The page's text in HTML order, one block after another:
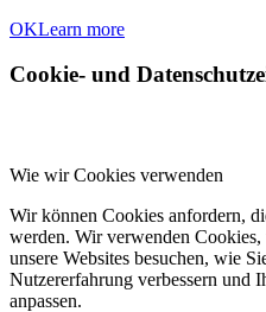
OKLearn more
Cookie- und
Wie wir Cookies verwenden
Wir können Cookies anfordern,
werden. Wir verwenden
unsere Websites besuchen, wie
Nutzererfahrung verbessern und
anpassen.